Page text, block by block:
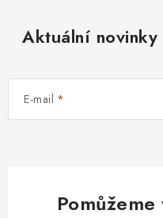
Aktuální
E-mail